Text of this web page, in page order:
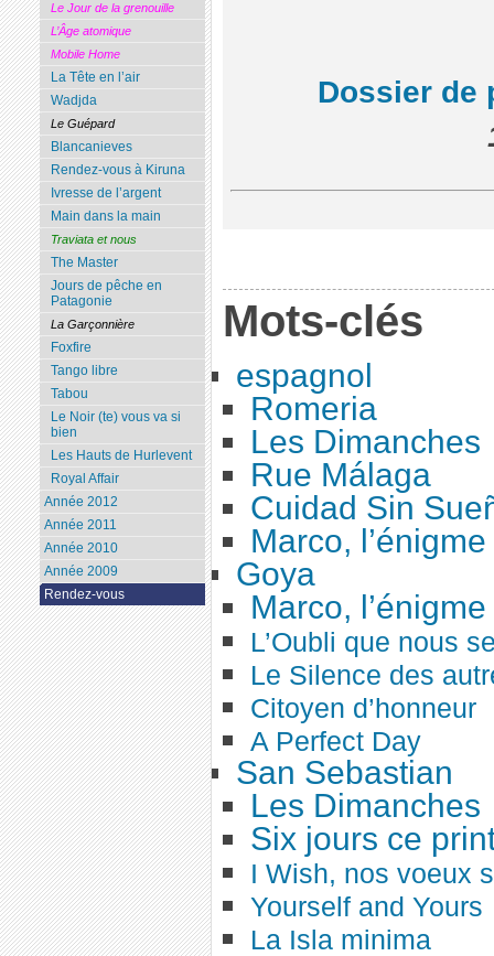
Dossier de
Mots-clés
espagnol
Romeria
Les Dimanches
Rue Málaga
Cuidad Sin
Marco,
Goya
Marco,
L’Oubli que nous
Le Silence des
Citoyen d’honneur
A Perfect Day
San Sebastian
Les Dimanches
Six jours ce
I Wish, nos voeux
Yourself and Yours
La Isla minima
Le Jour de la grenouille
L’Âge atomique
Mobile Home
La Tête en l’air
Wadjda
Le Guépard
Blancanieves
Rendez-vous à Kiruna
Ivresse de l’argent
Main dans la main
Traviata et nous
The Master
Jours de pêche en
Patagonie
La Garçonnière
Foxfire
Tango libre
Tabou
Le Noir (te) vous va si
bien
Les Hauts de Hurlevent
Royal Affair
Année 2012
Année 2011
Année 2010
Année 2009
Rendez-vous